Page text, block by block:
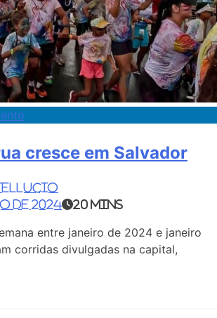
cresce em Salvador
de 2024
20 mins
entre janeiro de 2024 e janeiro
corridas divulgadas na capital,